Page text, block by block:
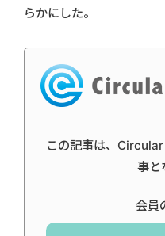
らかにした。
この記事は、
事と
会員